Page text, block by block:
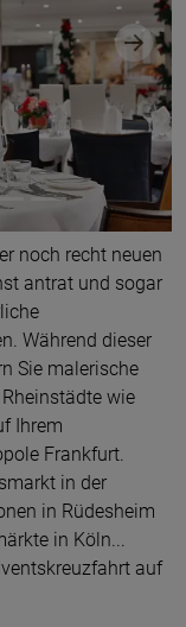
noch recht neuen
antrat und sogar
Während dieser
Sie malerische
wie
Ihrem
Frankfurt.
in der
in Rüdesheim
in Köln...
auf